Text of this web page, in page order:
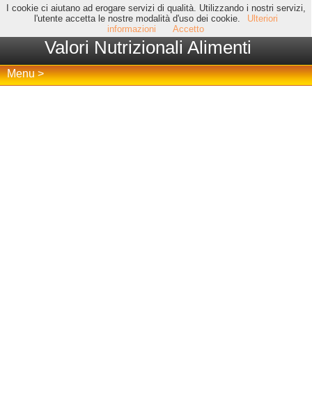
I cookie ci aiutano ad erogare servizi di qualità. Utilizzando i nostri servizi,
l'utente accetta le nostre modalità d'uso dei cookie.
Ulteriori
informazioni
Accetto
Valori Nutrizionali Alimenti
Menu >